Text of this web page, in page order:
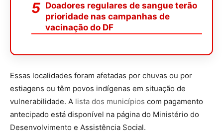
Doadores regulares de sangue terão
prioridade nas campanhas de
vacinação do DF
Essas localidades foram afetadas por chuvas ou por
estiagens ou têm povos indígenas em situação de
vulnerabilidade. A lista dos municípios com pagamento
antecipado está disponível na página do Ministério do
Desenvolvimento e Assistência Social.